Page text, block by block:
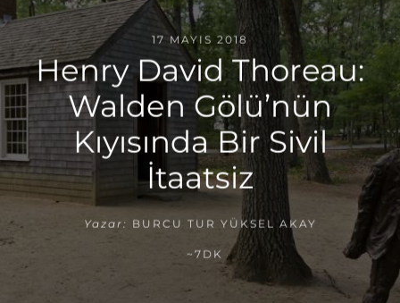
17 MAYIS 2018
Henry David Thoreau:
Walden Gölü’nün
Kıyısında Bir Sivil
İtaatsiz
Yazar: BURCU TUR YÜKSEL AKAY
~7DK